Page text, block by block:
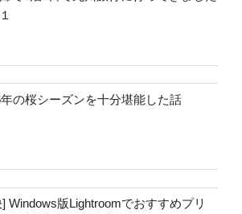
の桜シーズンを十分堪能した話
Windows版Lightroomでおすすめプリ